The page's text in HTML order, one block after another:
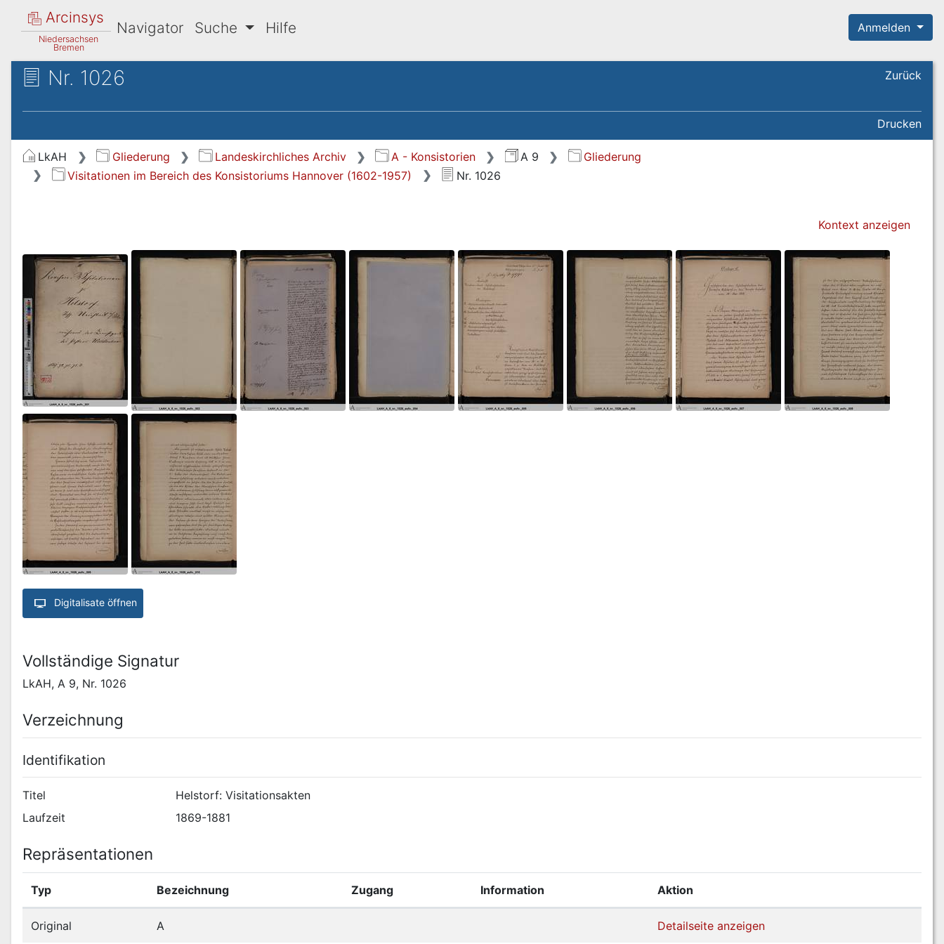
Arcinsys
Niedersachsen
Bremen
Navigator Suche Hilfe Anmelden
Nr. 1026 Zurück
Drucken
LkAH Gliederung Landeskirchliches Archiv A - Konsistorien A 9
Gliederung
Visitationen im Bereich des Konsistoriums Hannover (1602-1957)
Nr. 1026
Kontext anzeigen
Digitalisate öffnen
Vollständige Signatur
LkAH, A 9, Nr. 1026
Verzeichnung
Identifikation
Titel
Helstorf: Visitationsakten
Laufzeit
1869-1881
Repräsentationen
Typ Bezeichnung Zugang Information Aktion
Original A Detailseite anzeigen